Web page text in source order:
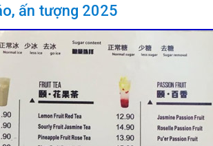
ấn tượng 2025